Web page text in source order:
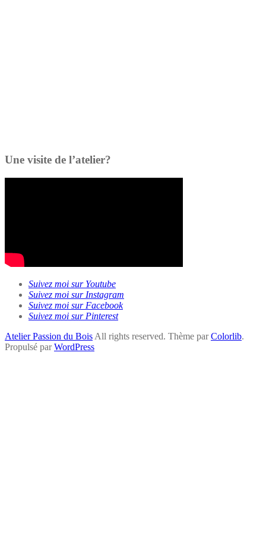
Une visite de l’atelier?
Suivez moi sur Youtube
Suivez moi sur Instagram
Suivez moi sur Facebook
Suivez moi sur Pinterest
Atelier Passion du Bois All rights reserved. Thème parColorlib.
Propulsé parWordPress